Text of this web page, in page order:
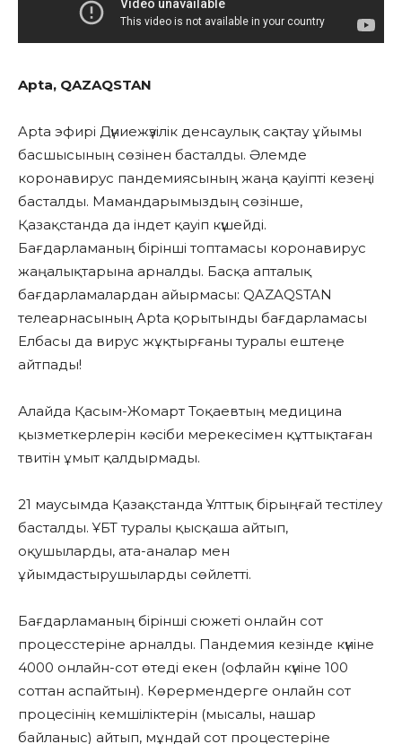
Apta, QAZAQSTAN
Apta эфирі Дүниежүзілік денсаулық сақтау ұйымы
басшысының сөзінен басталды. Әлемде
коронавирус пандемиясының жаңа қауіпті кезеңі
басталды. Мамандарымыздың сөзінше,
Қазақстанда да індет қауіп күшейді.
Бағдарламаның бірінші топтамасы коронавирус
жаңалықтарына арналды. Басқа апталық
бағдарламалардан айырмасы: QAZAQSTAN
телеарнасының Apta қорытынды бағдарламасы
Елбасы да вирус жұқтырғаны туралы ештеңе
айтпады!
Алайда Қасым-Жомарт Тоқаевтың медицина
қызметкерлерін кәсіби мерекесімен құттықтаған
твитін ұмыт қалдырмады.
21 маусымда Қазақстанда Ұлттық бірыңғай тестілеу
басталды. ҰБТ туралы қысқаша айтып,
оқушыларды, ата-аналар мен
ұйымдастырушыларды сөйлетті.
Бағдарламаның бірінші сюжеті онлайн сот
процесстеріне арналды. Пандемия кезінде күніне
4000 онлайн-сот өтеді екен (офлайн күніне 100
соттан аспайтын). Көрермендерге онлайн сот
процесінің кемшіліктерін (мысалы, нашар
байланыс) айтып, мұндай сот процестеріне